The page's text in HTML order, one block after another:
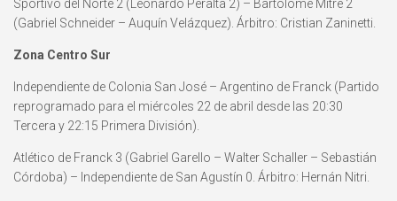
Sportivo del Norte 2 (Leonardo Peralta 2) – Bartolomé Mitre 2
(Gabriel Schneider – Auquín Velázquez). Árbitro: Cristian Zaninetti.
Zona Centro Sur
Independiente de Colonia San José – Argentino de Franck (Partido
reprogramado para el miércoles 22 de abril desde las 20:30
Tercera y 22:15 Primera División).
Atlético de Franck 3 (Gabriel Garello – Walter Schaller – Sebastián
Córdoba) – Independiente de San Agustín 0. Árbitro: Hernán Nitri.